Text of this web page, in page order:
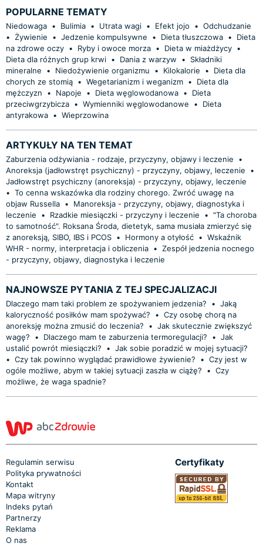
POPULARNE TEMATY
Niedowaga • Bulimia • Utrata wagi • Efekt jojo • Odchudzanie
• Żywienie • Jedzenie kompulsywne • Dieta tłuszczowa •
Dieta
na zdrowe oczy • Ryby i owoce morza • Dieta w miażdżycy •
Dieta dla różnych grup krwi • Dania z warzyw •
Składniki
mineralne
• Niedożywienie organizmu • Kilokalorie •
Dieta dla
chorych ze stomią • Wegetarianizm i weganizm •
Dieta dla
mężczyzn
• Napoje • Dieta węglowodanowa •
Dieta
przeciwgrzybicza • Wymienniki węglowodanowe •
Dieta
antyrakowa • Wieprzowina
ARTYKUŁY NA TEN TEMAT
Zaburzenia odżywiania - rodzaje, przyczyny, objawy i leczenie
•
Anoreksja (jadłowstręt psychiczny) - przyczyny, objawy, leczenie
•
Jadłowstręt psychiczny (anoreksja) - przyczyny, objawy, leczenie
• To cenna wskazówka dla rodziny chorego. Zwróć uwagę na
objaw Russella •
Manoreksja - przyczyny, objawy, diagnostyka i
leczenie
• Rzadkie miesiączki - przyczyny i leczenie •
"Ta choroba
to samotność". Roksana Środa, dietetyk, sama musiała zmierzyć się
z anoreksją, SIBO, IBS i PCOS • Hormony a otyłość • Wskaźnik
WHR - normy, interpretacja i obliczenia • Zespół jedzenia nocnego
- przyczyny, objawy, diagnostyka i leczenie
NAJNOWSZE PYTANIA Z TEJ SPECJALIZACJI
Dlaczego mam taki problem ze spożywaniem jedzenia? • Jaką
kaloryczność posiłków mam spożywać?
• Czy osobę chorą na
anoreksję można zmusić do leczenia?
• Jak skutecznie zwiększyć
wagę?
• Dlaczego mam te zaburzenia termoregulacji? • Jak
ustalić powrót miesiączki?
• Jak sobie poradzić w mojej sytuacji?
• Czy tak powinno wyglądać prawidłowe żywienie? • Czy jest w
ogóle możliwe, abym w takiej sytuacji zaszła w ciążę?
• Czy
możliwe, że waga spadnie?
Regulamin serwisu
Polityka prywatności
Kontakt
Mapa witryny
Indeks pytań
Partnerzy
Reklama
O nas
Certyfikaty